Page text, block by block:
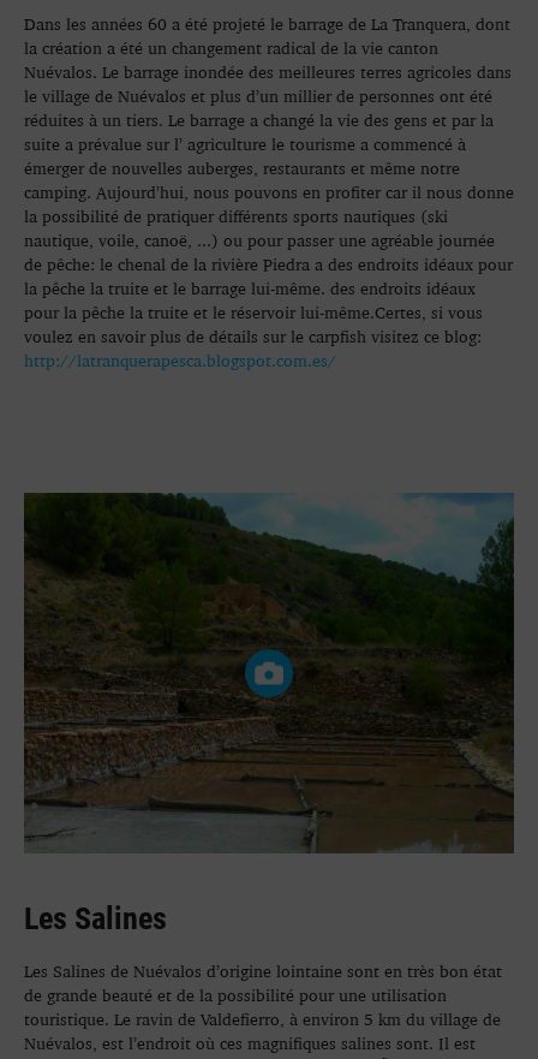
Dans les années 60 a été projeté le barrage de La Tranquera, dont
la création a été un changement radical de la vie canton
Nuévalos. Le barrage inondée des meilleures terres agricoles dans
le village de Nuévalos et plus d’un millier de personnes ont été
réduites à un tiers. Le barrage a changé la vie des gens et par la
suite a prévalue sur l’ agriculture le tourisme a commencé à
émerger de nouvelles auberges, restaurants et même notre
camping. Aujourd’hui, nous pouvons en profiter car il nous donne
la possibilité de pratiquer différents sports nautiques (ski
nautique, voile, canoë, ...) ou pour passer une agréable journée
de pêche: le chenal de la rivière Piedra a des endroits idéaux pour
la pêche la truite et le barrage lui-même. des endroits idéaux
pour la pêche la truite et le réservoir lui-même.Certes, si vous
voulez en savoir plus de détails sur le carpfish visitez ce blog:
http://latranquerapesca.blogspot.com.es/
Les Salines
Les Salines de Nuévalos d’origine lointaine sont en très bon état
de grande beauté et de la possibilité pour une utilisation
touristique. Le ravin de Valdefierro, à environ 5 km du village de
Nuévalos, est l’endroit où ces magnifiques salines sont. Il est